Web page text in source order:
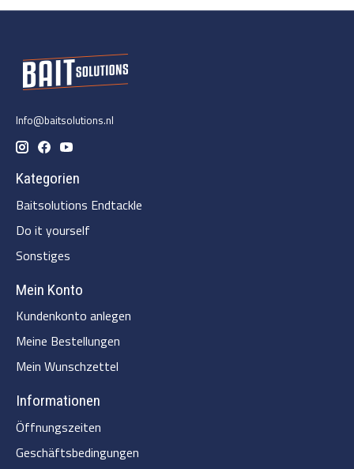
Info@baitsolutions.nl
Kategorien
Baitsolutions Endtackle
Do it yourself
Sonstiges
Mein Konto
Kundenkonto anlegen
Meine Bestellungen
Mein Wunschzettel
Informationen
Öffnungszeiten
Geschäftsbedingungen